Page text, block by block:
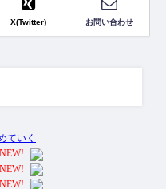
X(Twitter) お問い合わせ